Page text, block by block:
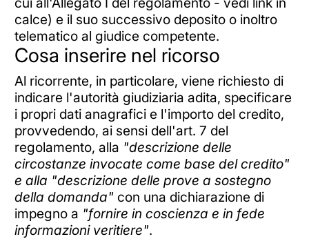
calce) e il suo successivo deposito o inoltro
telematico al giudice competente.
Cosa inserire nel ricorso
Al ricorrente, in particolare, viene richiesto di
indicare l'autorità giudiziaria adita, specificare
i propri dati anagrafici e l'importo del credito,
provvedendo, ai sensi dell'art. 7 del
regolamento, alla "descrizione delle
circostanze invocate come base del credito"
e alla "descrizione delle prove a sostegno
della domanda" con una dichiarazione di
impegno a "fornire in coscienza e in fede
informazioni veritiere".